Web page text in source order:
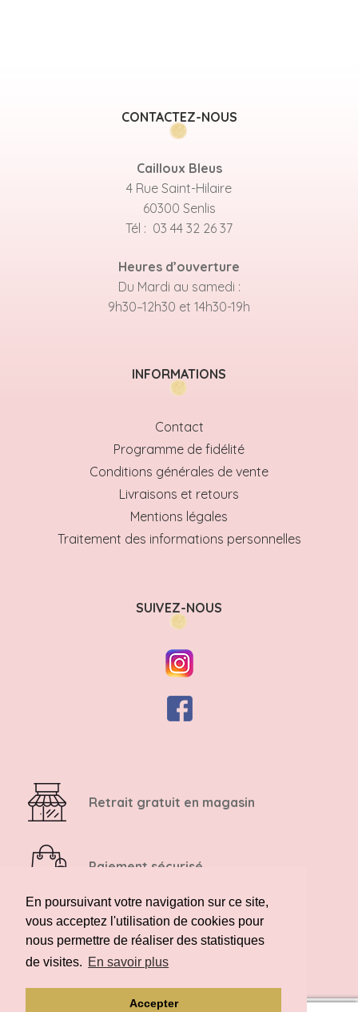
En poursuivant votre navigation sur ce site,
vous acceptez l'utilisation de cookies pour
nous permettre de réaliser des statistiques
de visites. En savoir plus
Accepter
CONTACTEZ-NOUS
Cailloux Bleus
4 Rue Saint-Hilaire
60300 Senlis
Tél : 03 44 32 26 37
Heures d’ouverture
Du Mardi au samedi :
9h30–12h30 et 14h30-19h
INFORMATIONS
Contact
Programme de fidélité
Conditions générales de vente
Livraisons et retours
Mentions légales
Traitement des informations personnelles
SUIVEZ-NOUS
Retrait gratuit en magasin
Paiement sécurisé
Retour possible sous 14 jours